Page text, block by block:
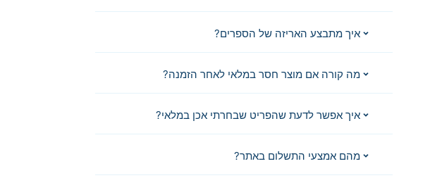
איך מתבצע האריזה של הספרים?
מה קורה אם מוצר חסר במלאי לאחר הזמנה?
איך אפשר לדעת שהפריט שבחרתי אכן במלאי?
מהם אמצעי התשלום באתר?